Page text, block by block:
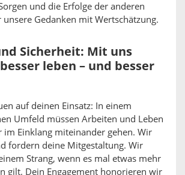
und die Erfolge der anderen
Gedanken mit Wertschätzung.
Sicherheit: Mit uns
leben – und besser
auf deinen Einsatz: In einem
Umfeld müssen Arbeiten und Leben
im Einklang miteinander gehen. Wir
fordern deine Mitgestaltung. Wir
Strang, wenn es mal etwas mehr
gilt. Dein Engagement honorieren wir